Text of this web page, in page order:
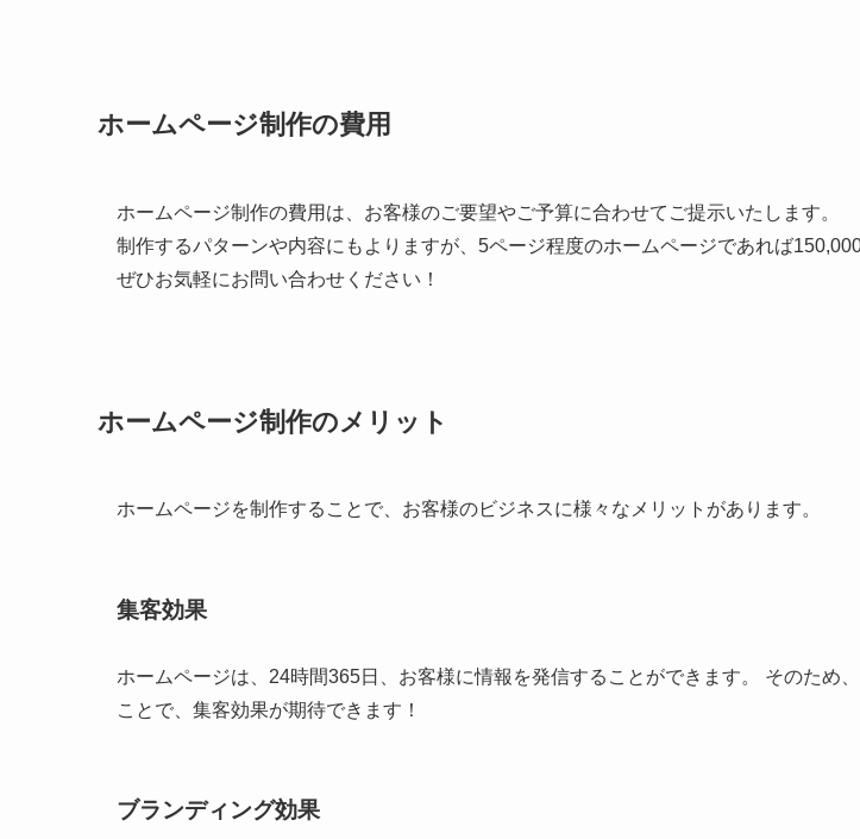
ホームページ制作の費用
ホームページ制作の費用は、お客様のご要望やご予算に合わせてご提示いたします。
制作するパターンや内容にもよりますが、5ページ程度のホームページであれば
ぜひお気軽にお問い合わせください！
ホームページ制作のメリット
ホームページを制作することで、お客様のビジネスに様々なメリットがあります。
集客効果
ホームページは、24時間365日、お客様に情報を発信することができます。 そのため
ことで、集客効果が期待できます！
ブランディング効果